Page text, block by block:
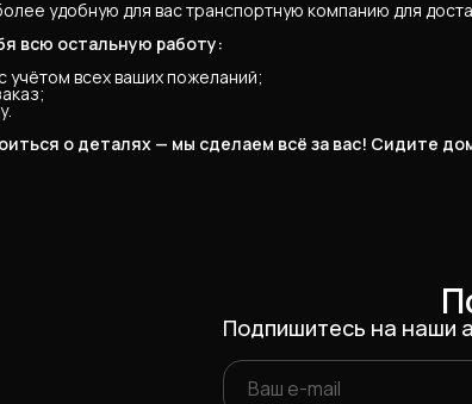
удобную для вас транспортную компанию для
всю остальную работу:
учётом всех ваших пожеланий;
о деталях — мы сделаем всё за вас! Сидите
Подпишитесь на наши